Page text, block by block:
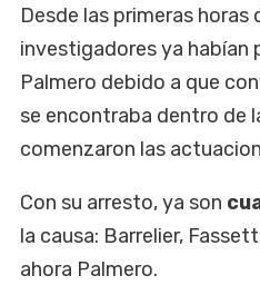
Desde las primeras horas
investigadores ya habían
Palmero debido a que
se encontraba dentro de
comenzaron las
Con su arresto, ya son
la causa: Barrelier,
ahora Palmero.